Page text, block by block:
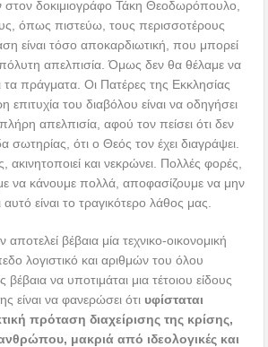
δοκιμιογράφο Τάκη Θεοδωρόπουλο,
όπως πιστεύω, τους περισσοτέρους
είναι τόσο αποκαρδιωτική, που μπορεί
απελπισία. Όμως δεν θα θέλαμε να
τα πράγματα. Οι Πατέρες της Εκκλησίας
επιτυχία του διαβόλου είναι να οδηγήσει
απελπισία, αφού τον πείσει ότι δεν
σωτηρίας, ότι ο Θεός τον έχει διαγράψει.
και νεκρώνει. Πολλές φορές,
να κάνουμε πολλά, αποφασίζουμε να μην
είναι το τραγικότερο λάθος μας.
βέβαια μία τεχνικο-οικονομική
λογιστικό και αριθμών του όλου
να υποτιμάται μια τέτοιου είδους
είναι να φανερώσει ότι υφίσταται
πρόταση διαχείρισης της κρίσης,
μακριά από ιδεολογικές και